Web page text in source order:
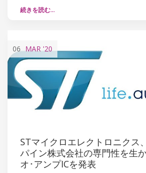
続きを読む…
06 MAR'20
STマイクロエレクトロニクス
パイン株式会社の専門性を生
オ･アンプICを発表